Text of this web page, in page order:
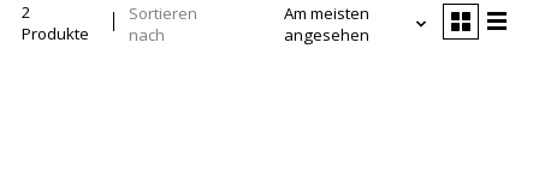
2
Produkte
Sortieren
nach
Am meisten
angesehen